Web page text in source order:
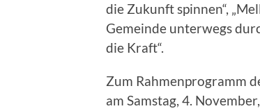
die Zukunft spinnen“,
Gemeinde unterwegs
die Kraft“.
Zum Rahmenprogramm
am Samstag, 4.